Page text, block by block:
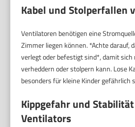
Kabel und Stolperfallen
Ventilatoren benötigen eine
Zimmer liegen können. *Achte darauf,
verlegt oder befestigt sind*, damit sich
verheddern oder stolpern kann. Lose
besonders für kleine Kinder gefährlich
Kippgefahr und
Ventilators